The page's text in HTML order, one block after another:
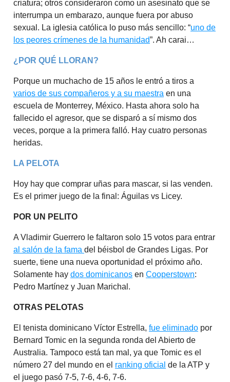
criatura; otros consideraron como un asesinato que se
interrumpa un embarazo, aunque fuera por abuso
sexual. La iglesia católica lo puso más sencillo: “uno de
los peores crímenes de la humanidad”. Ah carai…
¿POR QUÉ LLORAN?
Porque un muchacho de 15 años le entró a tiros a
varios de sus compañeros y a su maestra en una
escuela de Monterrey, México. Hasta ahora solo ha
fallecido el agresor, que se disparó a sí mismo dos
veces, porque a la primera falló. Hay cuatro personas
heridas.
LA PELOTA
Hoy hay que comprar uñas para mascar, si las venden.
Es el primer juego de la final: Águilas vs Licey.
POR UN PELITO
A Vladimir Guerrero le faltaron solo 15 votos para entrar
al salón de la fama del béisbol de Grandes Ligas. Por
suerte, tiene una nueva oportunidad el próximo año.
Solamente hay dos dominicanos en Cooperstown:
Pedro Martínez y Juan Marichal.
OTRAS PELOTAS
El tenista dominicano Víctor Estrella, fue eliminado por
Bernard Tomic en la segunda ronda del Abierto de
Australia. Tampoco está tan mal, ya que Tomic es el
número 27 del mundo en el ranking oficial de la ATP y
el juego pasó 7-5, 7-6, 4-6, 7-6.